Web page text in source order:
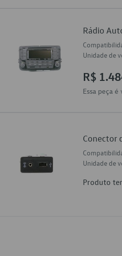
Rádio
Unidade de
R$
Essa peça
Conector
Unidade de
Produto